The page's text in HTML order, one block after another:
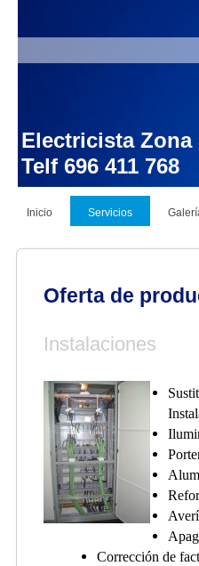
Electricista Zona
Telf 696
Inicio Servicios
Oferta de
Instalaciones
Corrección de